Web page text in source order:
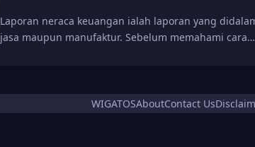
Laporan neraca keuangan ialah laporan yang
jasa maupun manufaktur. Sebelum memahami cara…
WIGATOSAboutContact Us